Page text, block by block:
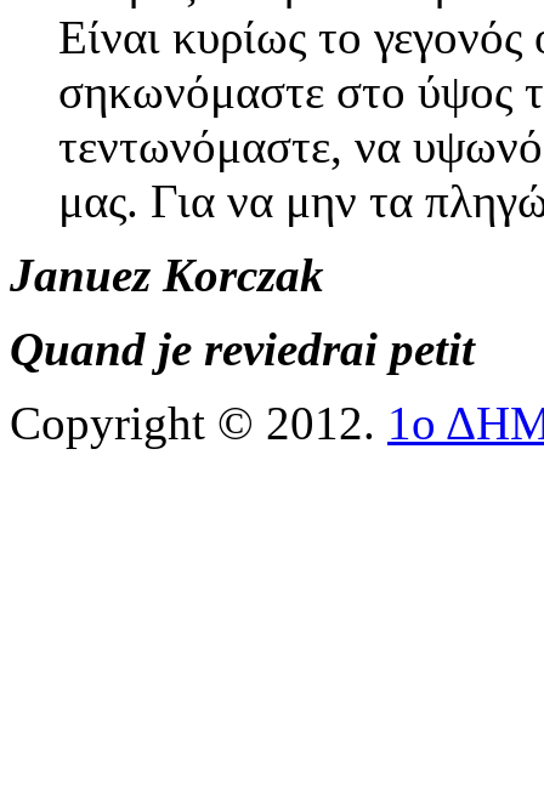
Είναι κυρίως το
σηκωνόμαστε στο ύψος
τεντωνόμαστε, να
μας. Για να μην τα
Januez Korczak
Quand je reviedrai petit
Copyright © 2012. 1ο